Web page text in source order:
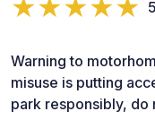
Warning to
misuse is putting
park responsibly, do